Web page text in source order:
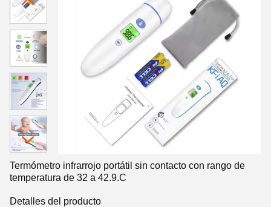
Termómetro infrarrojo portátil sin contacto con rango de
temperatura de 32 a 42.9.C
Detalles del producto